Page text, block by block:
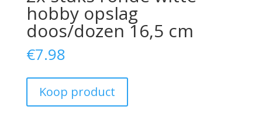
hobby opslag
doos/dozen 16,5 cm
€7.98
Koop product